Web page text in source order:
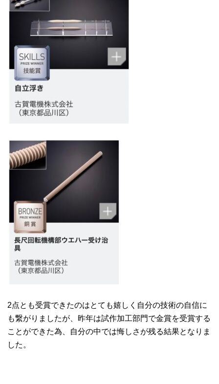
2点とも受賞できたのはとても嬉しく自分の技術の自信に
も繋がりましたが、昨年は試作加工部門で金賞を受賞する
ことができた為、自分の中では悔しさが残る結果となりま
した。